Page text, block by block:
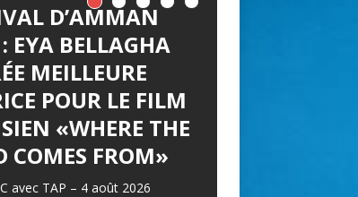
D’AMMAN
EYA BELLAGHA
MEILLEURE
POUR LE FILM
«WHERE THE
COMES FROM»
avec TAP – 4 août 2026